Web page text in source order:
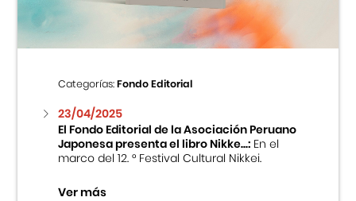
Categorías:Fondo Editorial
23/04/2025
El Fondo Editorial de la Asociación Peruano
Japonesa presenta el libro Nikke...:En el
marco del 12. ° Festival Cultural Nikkei.
Ver más